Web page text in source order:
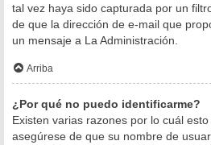
tal vez haya sido capturada por un
de que la dirección de e-mail que
un mensaje a La Administración.
Arriba
¿Por qué no puedo identificarme?
Existen varias razones por lo cuál
asegúrese de que su nombre de